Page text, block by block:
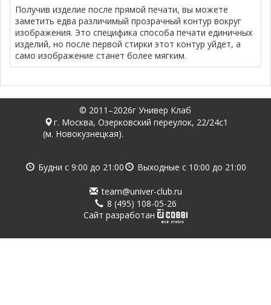
Получив изделие после прямой печати, вы можете
заметить едва различимый прозрачный контур вокруг
изображения. Это специфика способа печати единичных
изделий, но после первой стирки этот контур уйдет, а
само изображение станет более мягким.
© 2011–2026г Универ Клаб
г. Москва, Озерковский переулок, 22/24с1
(м. Новокузнецкая).
Будни с 9:00 до 21:00 Выходные с 10:00 до 21:00
team@univer-club.ru
8 (495) 108-05-26
Cайт разработан